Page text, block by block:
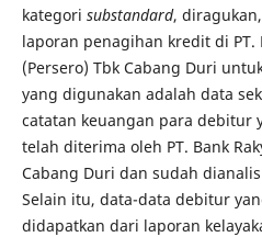
kategori substandard,
laporan penagihan kredit di PT.
(Persero) Tbk Cabang Duri
yang digunakan adalah data
catatan keuangan para debitur
telah diterima oleh PT. Bank
Cabang Duri dan sudah
Selain itu, data-data debitur
didapatkan dari laporan